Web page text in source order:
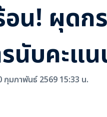
อน! ผุดก
นับคะแ
กุมภาพันธ์ 2569 15:33 น.